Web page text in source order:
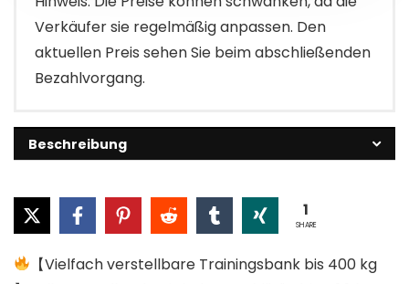
Verkäufer sie regelmäßig anpassen. Den
aktuellen Preis sehen Sie beim abschließenden
Bezahlvorgang.
Beschreibung
1
SHARE
【Vielfach verstellbare Trainingsbank bis 400 kg